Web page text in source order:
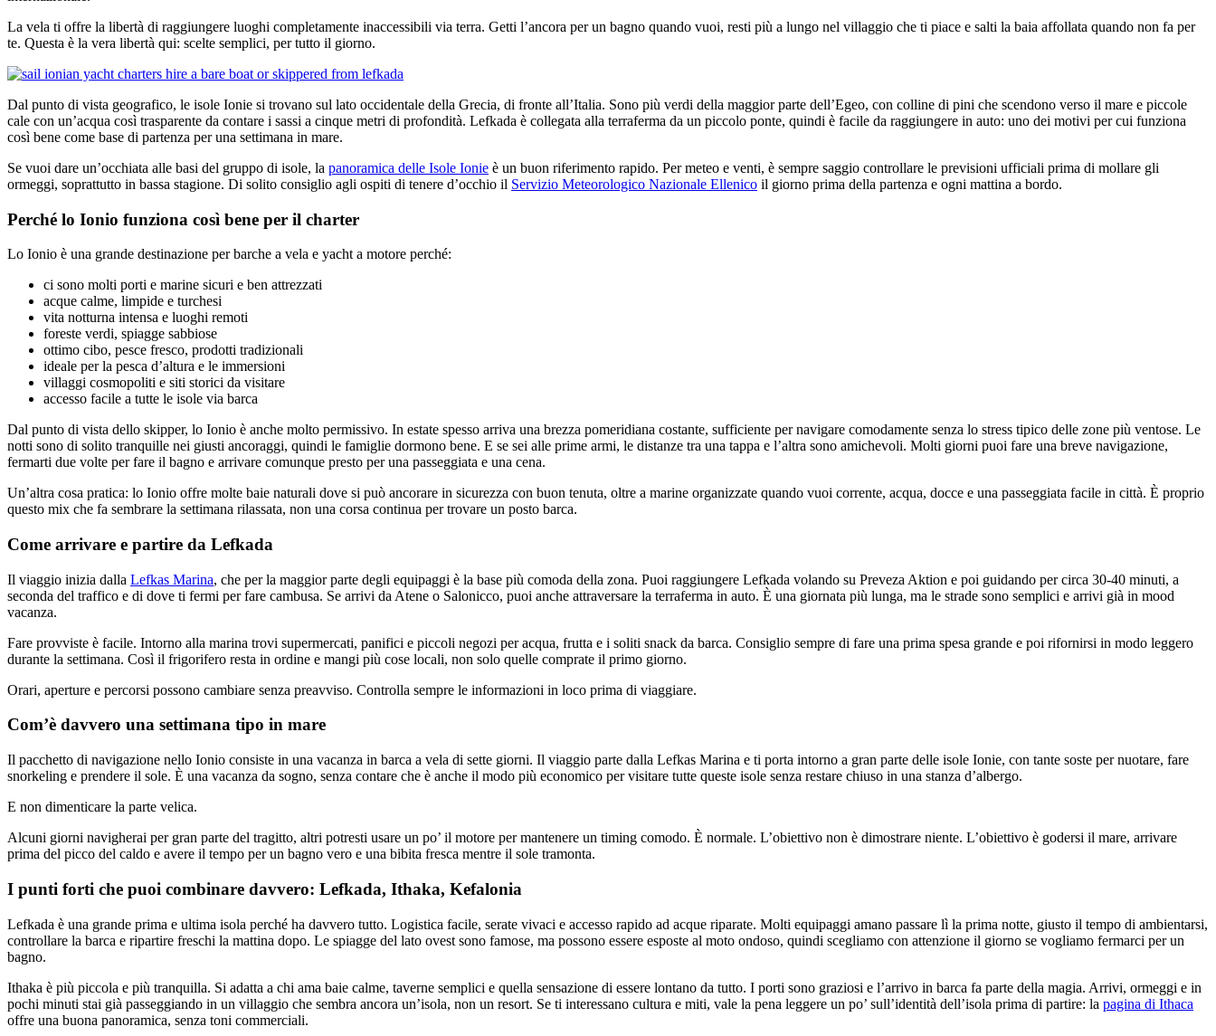
La vela ti offre la libertà di raggiungere luoghi completamente inaccessibili via terra. Getti l’ancora per un bagno quando vuoi, resti più a lungo nel villaggio che ti piace e salti la baia affollata quando non fa per
te. Questa è la vera libertà qui: scelte semplici, per tutto il giorno.
Dal punto di vista geografico, le isole Ionie si trovano sul lato occidentale della Grecia, di fronte all’Italia. Sono più verdi della maggior parte dell’Egeo, con colline di pini che scendono verso il mare e piccole
cale con un’acqua così trasparente da contare i sassi a cinque metri di profondità. Lefkada è collegata alla terraferma da un piccolo ponte, quindi è facile da raggiungere in auto: uno dei motivi per cui funziona
così bene come base di partenza per una settimana in mare.
Se vuoi dare un’occhiata alle basi del gruppo di isole, la panoramica delle Isole Ionie è un buon riferimento rapido. Per meteo e venti, è sempre saggio controllare le previsioni ufficiali prima di mollare gli
ormeggi, soprattutto in bassa stagione. Di solito consiglio agli ospiti di tenere d’occhio il Servizio Meteorologico Nazionale Ellenico il giorno prima della partenza e ogni mattina a bordo.
Perché lo Ionio funziona così bene per il charter
Lo Ionio è una grande destinazione per barche a vela e yacht a motore perché:
ci sono molti porti e marine sicuri e ben attrezzati
acque calme, limpide e turchesi
vita notturna intensa e luoghi remoti
foreste verdi, spiagge sabbiose
ottimo cibo, pesce fresco, prodotti tradizionali
ideale per la pesca d’altura e le immersioni
villaggi cosmopoliti e siti storici da visitare
accesso facile a tutte le isole via barca
Dal punto di vista dello skipper, lo Ionio è anche molto permissivo. In estate spesso arriva una brezza pomeridiana costante, sufficiente per navigare comodamente senza lo stress tipico delle zone più ventose. Le
notti sono di solito tranquille nei giusti ancoraggi, quindi le famiglie dormono bene. E se sei alle prime armi, le distanze tra una tappa e l’altra sono amichevoli. Molti giorni puoi fare una breve navigazione,
fermarti due volte per fare il bagno e arrivare comunque presto per una passeggiata e una cena.
Un’altra cosa pratica: lo Ionio offre molte baie naturali dove si può ancorare in sicurezza con buon tenuta, oltre a marine organizzate quando vuoi corrente, acqua, docce e una passeggiata facile in città. È proprio
questo mix che fa sembrare la settimana rilassata, non una corsa continua per trovare un posto barca.
Come arrivare e partire da Lefkada
Il viaggio inizia dalla Lefkas Marina, che per la maggior parte degli equipaggi è la base più comoda della zona. Puoi raggiungere Lefkada volando su Preveza Aktion e poi guidando per circa 30-40 minuti, a
seconda del traffico e di dove ti fermi per fare cambusa. Se arrivi da Atene o Salonicco, puoi anche attraversare la terraferma in auto. È una giornata più lunga, ma le strade sono semplici e arrivi già in mood
vacanza.
Fare provviste è facile. Intorno alla marina trovi supermercati, panifici e piccoli negozi per acqua, frutta e i soliti snack da barca. Consiglio sempre di fare una prima spesa grande e poi rifornirsi in modo leggero
durante la settimana. Così il frigorifero resta in ordine e mangi più cose locali, non solo quelle comprate il primo giorno.
Orari, aperture e percorsi possono cambiare senza preavviso. Controlla sempre le informazioni in loco prima di viaggiare.
Com’è davvero una settimana tipo in mare
Il pacchetto di navigazione nello Ionio consiste in una vacanza in barca a vela di sette giorni. Il viaggio parte dalla Lefkas Marina e ti porta intorno a gran parte delle isole Ionie, con tante soste per nuotare, fare
snorkeling e prendere il sole. È una vacanza da sogno, senza contare che è anche il modo più economico per visitare tutte queste isole senza restare chiuso in una stanza d’albergo.
E non dimenticare la parte velica.
Alcuni giorni navigherai per gran parte del tragitto, altri potresti usare un po’ il motore per mantenere un timing comodo. È normale. L’obiettivo non è dimostrare niente. L’obiettivo è godersi il mare, arrivare
prima del picco del caldo e avere il tempo per un bagno vero e una bibita fresca mentre il sole tramonta.
I punti forti che puoi combinare davvero: Lefkada, Ithaka, Kefalonia
Lefkada è una grande prima e ultima isola perché ha davvero tutto. Logistica facile, serate vivaci e accesso rapido ad acque riparate. Molti equipaggi amano passare lì la prima notte, giusto il tempo di ambientarsi,
controllare la barca e ripartire freschi la mattina dopo. Le spiagge del lato ovest sono famose, ma possono essere esposte al moto ondoso, quindi scegliamo con attenzione il giorno se vogliamo fermarci per un
bagno.
Ithaka è più piccola e più tranquilla. Si adatta a chi ama baie calme, taverne semplici e quella sensazione di essere lontano da tutto. I porti sono graziosi e l’arrivo in barca fa parte della magia. Arrivi, ormeggi e in
pochi minuti stai già passeggiando in un villaggio che sembra ancora un’isola, non un resort. Se ti interessano cultura e miti, vale la pena leggere un po’ sull’identità dell’isola prima di partire: la pagina di Ithaca
offre una buona panoramica, senza toni commerciali.